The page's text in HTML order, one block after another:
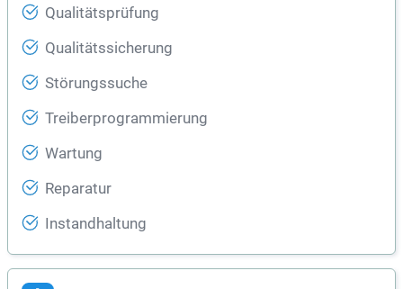
Qualitätsprüfung
Qualitätssicherung
Störungssuche
Treiberprogrammierung
Wartung
Reparatur
Instandhaltung